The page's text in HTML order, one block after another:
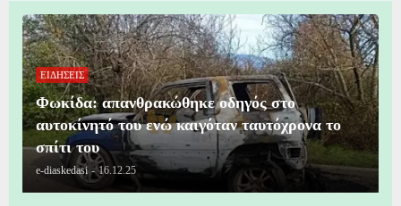
ΕΙΔΗΣΕΙΣ
Φωκίδα: απανθρακώθηκε οδηγός στο
αυτοκίνητό του ενώ καιγόταν ταυτόχρονα το
σπίτι του
e-diaskedasi - 16.12.25